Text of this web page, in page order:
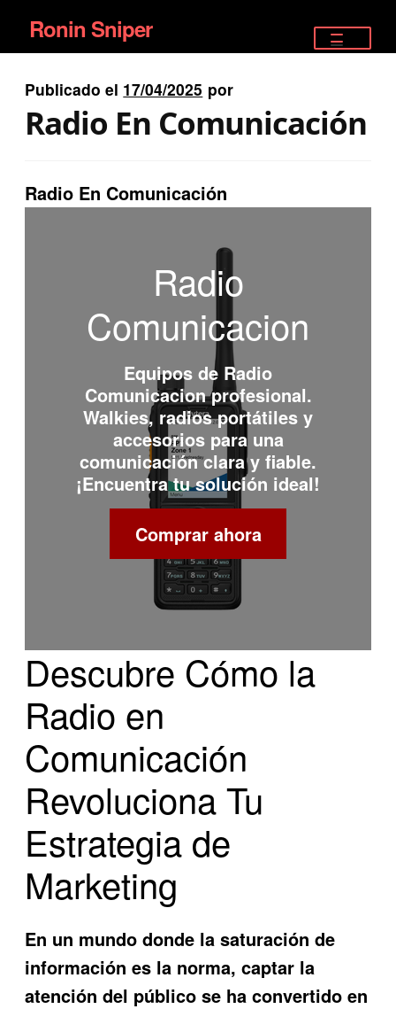
Ir
a
la
navegación
Ir
al
contenido
Ronin Sniper
EQUIPAMIENTO ÉLITE
RIFLES DEPORTIVOS
Publicado el 17/04/2025 por
Radio En Comunicación
Radio En Comunicación
Radio
Comunicacion
Equipos de Radio
Comunicacionprofesional.
Walkies, radios portátiles y
accesorios para una
comunicación clara y fiable.
¡Encuentra tu solución ideal!
Comprar ahora
Descubre Cómo la
Radio en
Comunicación
Revoluciona Tu
Estrategia de
Marketing
En un mundo donde la saturación de
información es la norma, captar la
atención del público se ha convertido en